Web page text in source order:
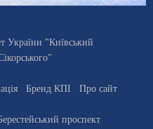
України "Київський
Бренд КПІ
Про сайт
проспект